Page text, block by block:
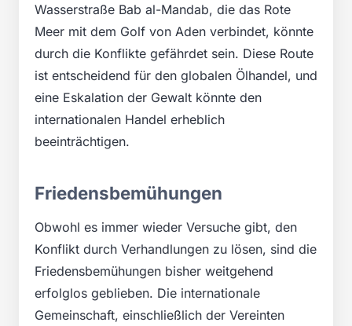
Wasserstraße Bab al-Mandab, die das Rote
Meer mit dem Golf von Aden verbindet, könnte
durch die Konflikte gefährdet sein. Diese Route
ist entscheidend für den globalen Ölhandel, und
eine Eskalation der Gewalt könnte den
internationalen Handel erheblich
beeinträchtigen.
Friedensbemühungen
Obwohl es immer wieder Versuche gibt, den
Konflikt durch Verhandlungen zu lösen, sind die
Friedensbemühungen bisher weitgehend
erfolglos geblieben. Die internationale
Gemeinschaft, einschließlich der Vereinten